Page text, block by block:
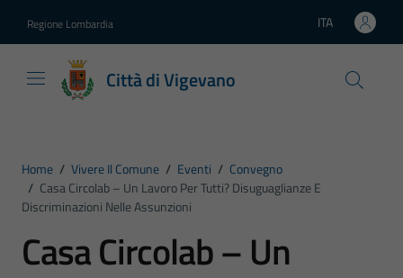
Regione Lombardia Lingua attiva:
ITA
Città di Vigevano
Home / Vivere Il Comune / Eventi / Convegno
/ Casa Circolab – Un Lavoro Per Tutti? Disuguaglianze E
Discriminazioni Nelle Assunzioni
Casa Circolab – Un